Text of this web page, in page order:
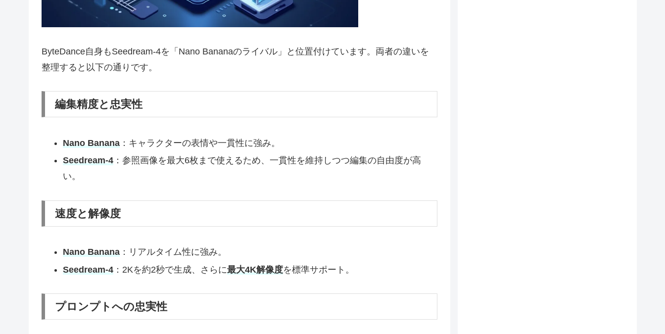
ByteDance自身もSeedream-4を「Nano Bananaのライバル」と位置付けています。両者の違いを
整理すると以下の通りです。
編集精度と忠実性
Nano Banana ：キャラクターの表情や一貫性に強み。
Seedream-4 ：参照画像を最大6枚まで使えるため、一貫性を維持しつつ編集の自由度が高
い。
速度と解像度
Nano Banana ：リアルタイム性に強み。
Seedream-4 ：2Kを約2秒で生成、さらに最大4K解像度を標準サポート。
プロンプトへの忠実性